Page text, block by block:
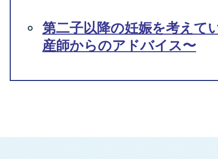
第二子以降の妊娠を考えて
産師からのアドバイス〜